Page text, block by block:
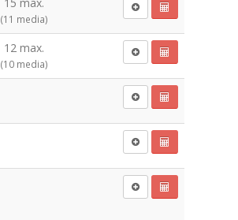
(11 media)
12 max.
(10 media)